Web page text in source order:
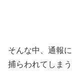
そんな中、通報
捕らわれてしまう